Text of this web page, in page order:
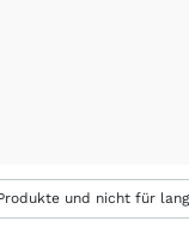
und nicht für